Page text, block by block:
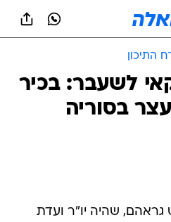
התיכון
לשעבר: בכיר
בסוריה
שהיה יו"ר ועדת